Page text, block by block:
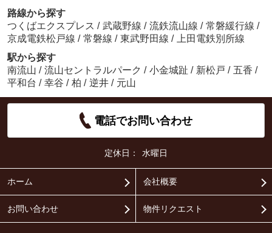
路線から探す
つくばエクスプレス / 武蔵野線 / 流鉄流山線 / 常磐緩行線 /
京成電鉄松戸線 / 常磐線 / 東武野田線 /
上田電鉄別所線
駅から探す
南流山 / 流山セントラルパーク / 小金城趾 / 新松戸 / 五香 /
平和台 / 幸谷 / 柏 / 逆井 / 元山
電話でお問い合わせ
定休日： 水曜日
ホーム 会社概要
お問い合わせ 物件リクエスト